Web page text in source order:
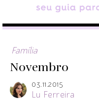
Família
Novembro
03.11.2015
Lu Ferreira